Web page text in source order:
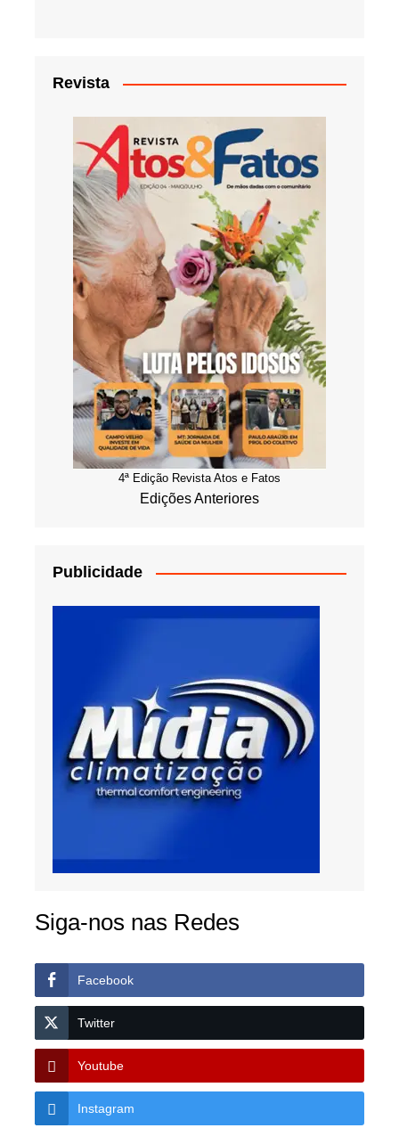
Revista
4ª Edição Revista Atos e Fatos
Edições Anteriores
Publicidade
Siga-nos nas Redes
Facebook
Twitter
Youtube
Instagram